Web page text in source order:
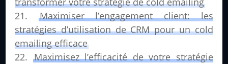
Maximiser l’engagement client: les
stratégies d’utilisation de CRM pour un cold
emailing efficace
Maximisez l’efficacité de votre stratégie